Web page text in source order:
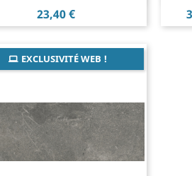
Prix
23,40 €
EXCLUSIVITÉ WEB !